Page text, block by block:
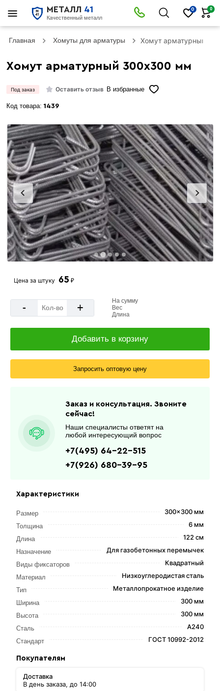
МЕТАЛЛ 41
Качественный металл
0 0
Главная Хомуты для арматуры Хомут арматурный
Хомут арматурный 300х300 мм
Под заказ Оставить отзыв В избранные
Код товара: 1439
Характеристики
Размер 300x300 мм
Толщина 6 мм
Длина 122 см
Назначение Для газобетонных перемычек
Виды фиксаторов Квадратный
Материал Низкоуглеродистая сталь
Тип Металлопрокатное изделие
Ширина 300 мм
Высота 300 мм
Сталь А240
Стандарт ГОСТ 10992-2012
Покупателям
Доставка
В день заказа, до 14:00
Цена за штуку 65 ₽
- +
На сумму
Вес
Длина
Добавить в корзину
Запросить оптовую цену
Заказ и консультация. Звоните
сейчас!
Наши специалисты ответят на
любой интересующий вопрос
+7(495) 64-22-515
+7(926) 680-39-95